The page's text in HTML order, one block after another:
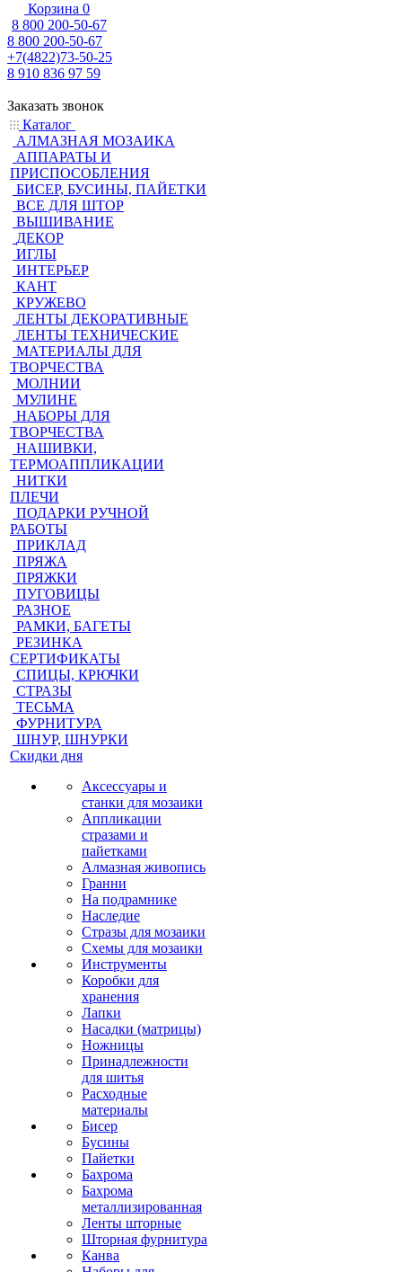
Корзина 0
8 800 200-50-67
8 800 200-50-67
+7(4822)73-50-25
8 910 836 97 59
Заказать звонок
Каталог
АЛМАЗНАЯ МОЗАИКА
АППАРАТЫ И
ПРИСПОСОБЛЕНИЯ
БИСЕР, БУСИНЫ, ПАЙЕТКИ
ВСЕ ДЛЯ ШТОР
ВЫШИВАНИЕ
ДЕКОР
ИГЛЫ
ИНТЕРЬЕР
КАНТ
КРУЖЕВО
ЛЕНТЫ ДЕКОРАТИВНЫЕ
ЛЕНТЫ ТЕХНИЧЕСКИЕ
МАТЕРИАЛЫ ДЛЯ
ТВОРЧЕСТВА
МОЛНИИ
МУЛИНЕ
НАБОРЫ ДЛЯ
ТВОРЧЕСТВА
НАШИВКИ,
ТЕРМОАППЛИКАЦИИ
НИТКИ
ПЛЕЧИ
ПОДАРКИ РУЧНОЙ
РАБОТЫ
ПРИКЛАД
ПРЯЖА
ПРЯЖКИ
ПУГОВИЦЫ
РАЗНОЕ
РАМКИ, БАГЕТЫ
РЕЗИНКА
СЕРТИФИКАТЫ
СПИЦЫ, КРЮЧКИ
СТРАЗЫ
ТЕСЬМА
ФУРНИТУРА
ШНУР, ШНУРКИ
Скидки дня
Аксессуары и
станки для мозаики
Аппликации
стразами и
пайетками
Алмазная живопись
Гранни
На подрамнике
Наследие
Стразы для мозаики
Схемы для мозаики
Инструменты
Коробки для
хранения
Лапки
Насадки (матрицы)
Ножницы
Принадлежности
для шитья
Расходные
материалы
Бисер
Бусины
Пайетки
Бахрома
Бахрома
металлизированная
Ленты шторные
Шторная фурнитура
Канва